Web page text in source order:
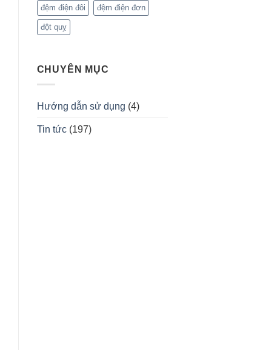
đệm điện đôi đệm điện đơn
đột quỵ
CHUYÊN MỤC
Hướng dẫn sử dụng (4)
Tin tức(197)